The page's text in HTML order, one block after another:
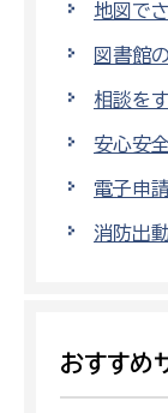
地図で
図書館
相談を
安心安
電子申
消防出
おすすめ